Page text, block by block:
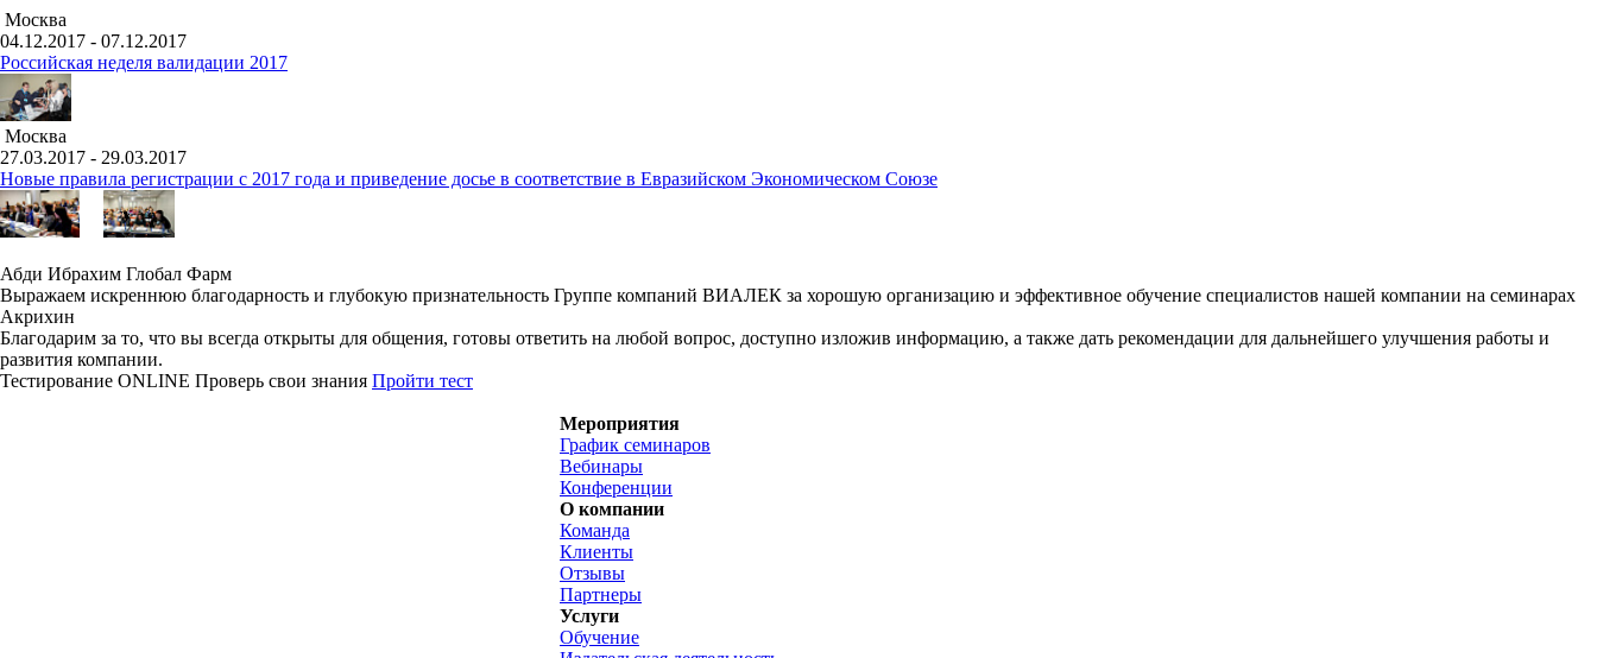
Москва
04.12.2017 - 07.12.2017
Российская неделя валидации 2017
Москва
27.03.2017 - 29.03.2017
Новые правила регистрации c 2017 года и приведение досье в соответствие в Евразийском Экономическом Союзе
Абди Ибрахим Глобал Фарм
Выражаем искреннюю благодарность и глубокую признательность Группе компаний ВИАЛЕК за хорошую организацию и эффективное обучение специалистов нашей компании на семинарах
Акрихин
Благодарим за то, что вы всегда открыты для общения, готовы ответить на любой вопрос, доступно изложив информацию, а также дать рекомендации для дальнейшего улучшения работы и
развития компании.
Тестирование ONLINE Проверь свои знания Пройти тест
Мероприятия
График семинаров
Вебинары
Конференции
О компании
Команда
Клиенты
Отзывы
Партнеры
Услуги
Обучение